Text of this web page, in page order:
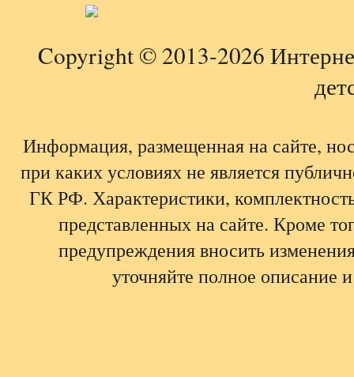
Copyright © 2013-2026
Информация, размещенная на сайте,
при каких условиях не является
ГК РФ. Характеристики,
представленных на сайте. Кроме
предупреждения вносить
уточняйте полное описание